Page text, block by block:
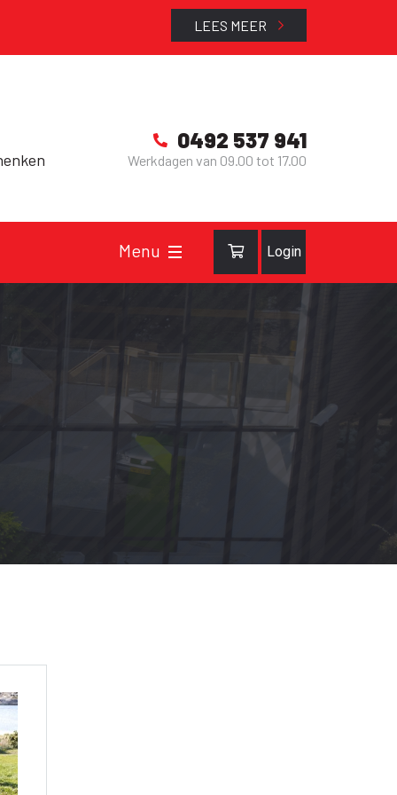
LEES MEER
0492 537 941
Werkdagen van 09.00 tot 17.00
Login